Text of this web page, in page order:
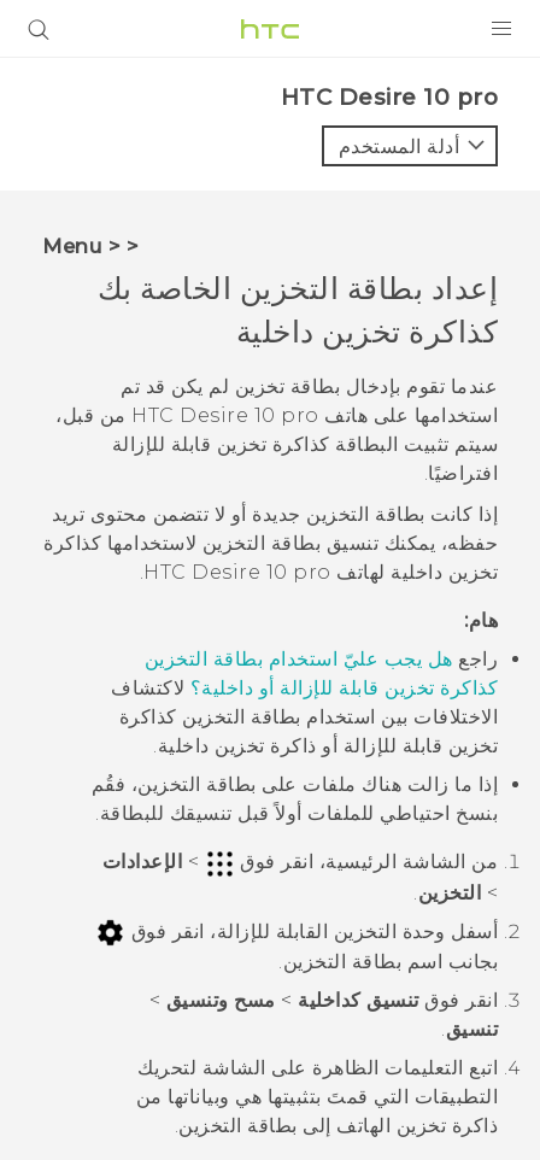
VIVE
VIVERSE
البرامج + التطبيقات
الدعم
أجهزة HTC والملحقات
HTC Desire 10 pro‎
أدلة المستخدم
< < Menu
إعداد بطاقة التخزين الخاصة بك
كذاكرة تخزين داخلية
عندما تقوم بإدخال بطاقة تخزين لم يكن قد تم
استخدامها على هاتف HTC Desire 10 pro من قبل،
سيتم تثبيت البطاقة كذاكرة تخزين قابلة للإزالة
افتراضيًا.
إذا كانت بطاقة التخزين جديدة أو لا تتضمن محتوى تريد
حفظه، يمكنك تنسيق بطاقة التخزين لاستخدامها كذاكرة
تخزين داخلية لهاتف HTC Desire 10 pro
.
هام:
راجع هل يجب عليّ استخدام بطاقة التخزين
كذاكرة تخزين قابلة للإزالة أو داخلية؟ لاكتشاف
الاختلافات بين استخدام بطاقة التخزين كذاكرة
تخزين قابلة للإزالة أو ذاكرة تخزين داخلية.
إذا ما زالت هناك ملفات على بطاقة التخزين، فقُم
بنسخ احتياطي للملفات أولاً قبل تنسيقك للبطاقة.
من الشاشة الرئيسية، انقر فوق >
الإعدادات
> التخزين
أسفل وحدة التخزين القابلة للإزالة، انقر فوق
بجانب اسم بطاقة التخزين.
انقر فوقتنسيق كداخلية > مسح وتنسيق >
تنسيق.
اتبع التعليمات الظاهرة على الشاشة لتحريك
التطبيقات التي قمتَ بتثبيتها هي وبياناتها من
ذاكرة تخزين الهاتف إلى بطاقة التخزين.